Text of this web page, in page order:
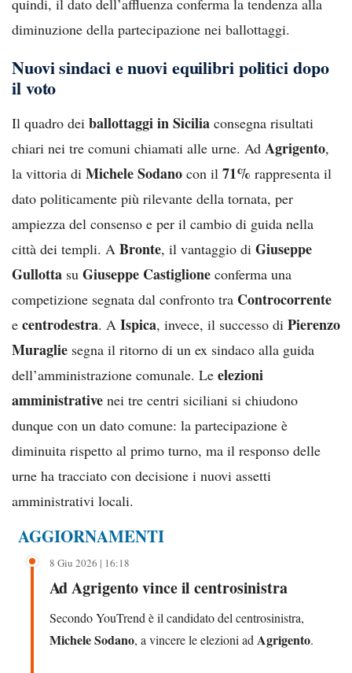
quindi, il dato dell’affluenza conferma la tendenza alla
diminuzione della partecipazione nei ballottaggi.
Nuovi sindaci e nuovi equilibri politici dopo
il voto
Il quadro dei ballottaggi in Sicilia consegna risultati
chiari nei tre comuni chiamati alle urne. Ad Agrigento,
la vittoria di Michele Sodano con il 71% rappresenta il
dato politicamente più rilevante della tornata, per
ampiezza del consenso e per il cambio di guida nella
città dei templi. A Bronte, il vantaggio di Giuseppe
Gullotta su Giuseppe Castiglione conferma una
competizione segnata dal confronto tra Controcorrente
e centrodestra. A Ispica, invece, il successo di Pierenzo
Muraglie segna il ritorno di un ex sindaco alla guida
dell’amministrazione comunale. Le elezioni
amministrative nei tre centri siciliani si chiudono
dunque con un dato comune: la partecipazione è
diminuita rispetto al primo turno, ma il responso delle
urne ha tracciato con decisione i nuovi assetti
amministrativi locali.
AGGIORNAMENTI
8 Giu 2026 | 16:18
Ad Agrigento vince il centrosinistra
Secondo YouTrend è il candidato del centrosinistra,
Michele Sodano, a vincere le elezioni ad Agrigento.